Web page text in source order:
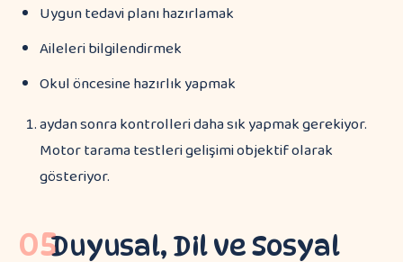
Uygun tedavi planı hazırlamak
Aileleri bilgilendirmek
Okul öncesine hazırlık yapmak
aydan sonra kontrolleri daha sık yapmak gerekiyor.
Motor tarama testleri gelişimi objektif olarak
gösteriyor.
05Duyusal, Dil ve Sosyal